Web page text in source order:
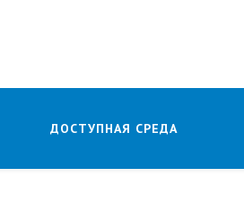
ДОСТУПНАЯ СРЕДА